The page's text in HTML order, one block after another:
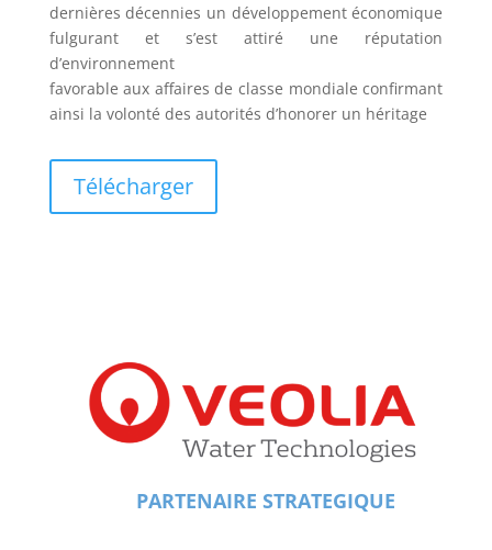
dernières décennies un développement économique
fulgurant et s’est attiré une réputation
d’environnement
favorable aux affaires de classe mondiale confirmant
ainsi la volonté des autorités d’honorer un héritage
Télécharger
PARTENAIRE STRATEGIQUE